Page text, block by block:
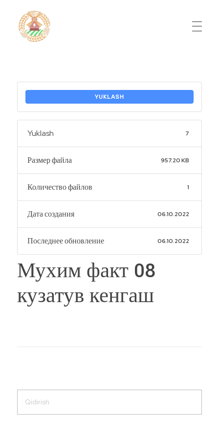
YUKLASH
Yuklash 7
Размер файла 957.20 KB
Количество файлов 1
Дата создания 06.10.2022
Последнее обновление 06.10.2022
Мухим факт 08
кузатув кенгаш